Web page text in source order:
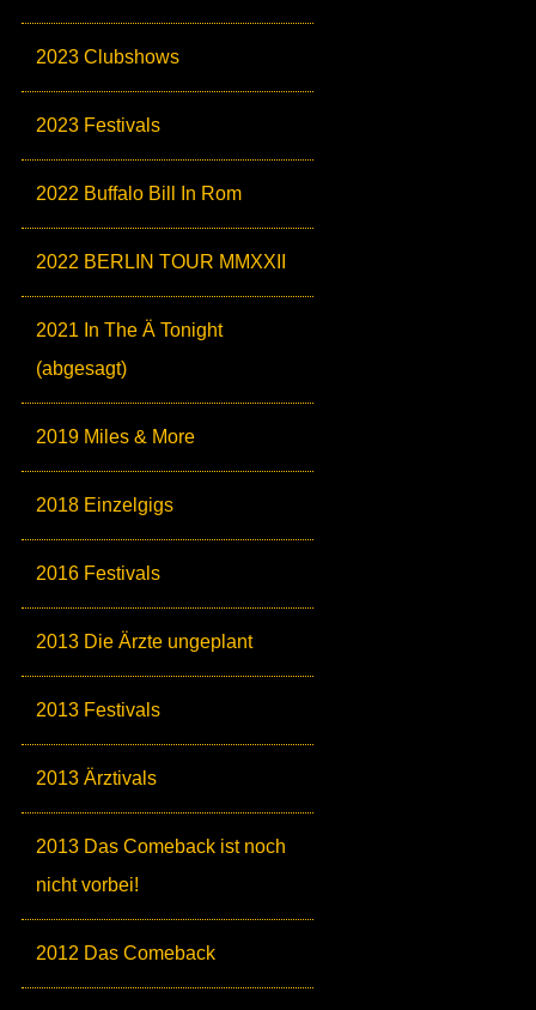
2023 Clubshows
2023 Festivals
2022 Buffalo Bill In Rom
2022 BERLIN TOUR MMXXII
2021 In The Ä Tonight
(abgesagt)
2019 Miles & More
2018 Einzelgigs
2016 Festivals
2013 Die Ärzte ungeplant
2013 Festivals
2013 Ärztivals
2013 Das Comeback ist noch
nicht vorbei!
2012 Das Comeback